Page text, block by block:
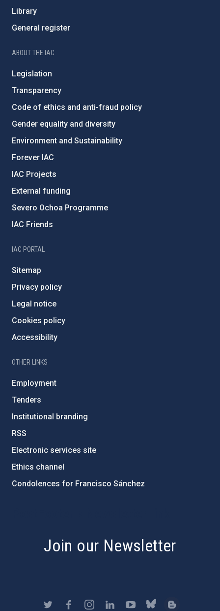
Library
General register
ABOUT THE IAC
Legislation
Transparency
Code of ethics and anti-fraud policy
Gender equality and diversity
Environment and Sustainability
Forever IAC
IAC Projects
External funding
Severo Ochoa Programme
IAC Friends
IAC PORTAL
Sitemap
Privacy policy
Legal notice
Cookies policy
Accessibility
OTHER LINKS
Employment
Tenders
Institutional branding
RSS
Electronic services site
Ethics channel
Condolences for Francisco Sánchez
Join our Newsletter